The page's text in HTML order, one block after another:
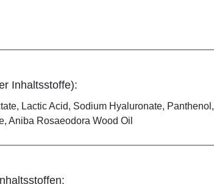
Inhaltsstoffe):
Lactic Acid, Sodium Hyaluronate, Panthenol,
Aniba Rosaeodora Wood Oil